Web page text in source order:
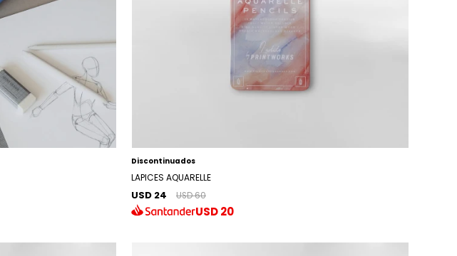
Discontinuados
LAPICES AQUARELLE
USD 24 USD 60
USD20